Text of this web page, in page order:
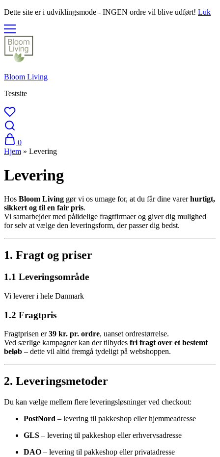
Dette site er i udviklingsmode - INGEN ordre vil blive udført! Luk
Bloom Living
Testsite
0
Hjem » Levering
Levering
Hos Bloom Living gør vi os umage for, at du får dine varerhurtigt,
sikkert og til en fair pris.
Vi samarbejder med pålidelige fragtfirmaer og giver dig mulighed
for selv at vælge den leveringsform, der passer dig bedst.
1. Fragt og priser
1.1 Leveringsområde
Vi leverer i hele Danmark
1.2 Fragtpris
Fragtprisen er39 kr. pr. ordre, uanset ordrestørrelse.
Ved særlige kampagner kan der tilbydes fri fragt over et bestemt
beløb – dette vil altid fremgå tydeligt på webshoppen.
2. Leveringsmetoder
Du kan vælge mellem flere leveringsløsninger ved checkout:
PostNord – levering til pakkeshop eller hjemmeadresse
GLS – levering til pakkeshop eller erhvervsadresse
DAO – levering til pakkeshop eller privatadresse